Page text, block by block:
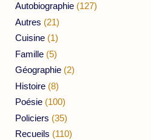
Autobiographie (127)
Autres (21)
Cuisine (1)
Famille (5)
Géographie (2)
Histoire (8)
Poésie (100)
Policiers (35)
Recueils (110)